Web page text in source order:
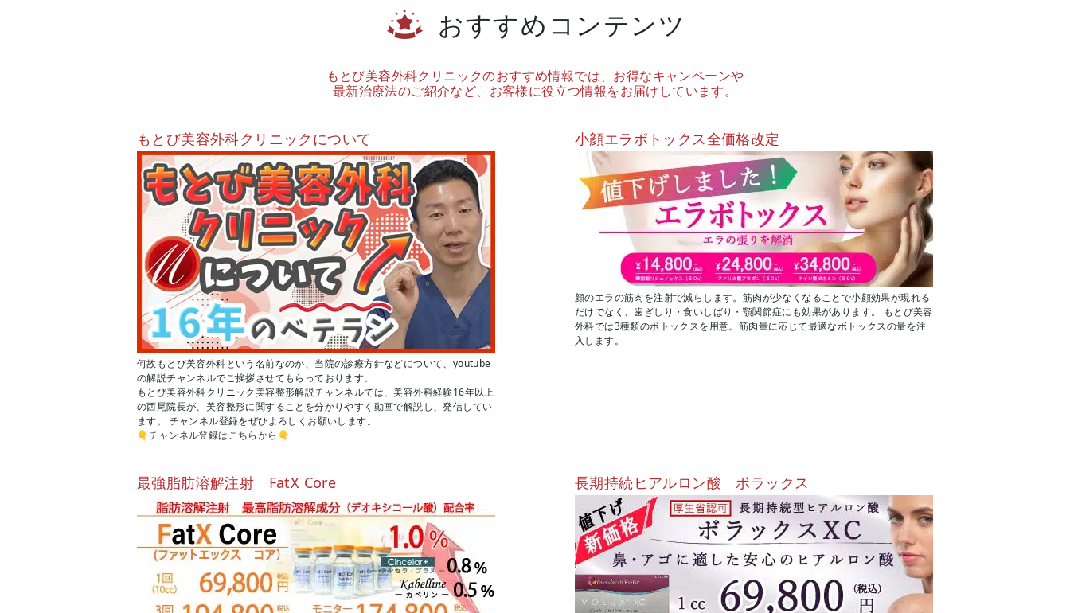
おすすめコンテンツ
もとび美容外科クリニックのおすすめ情報では、お得なキャンペーンや
最新治療法のご紹介など、お客様に役立つ情報をお届けしています。
もとび美容外科クリニックについて
何故もとび美容外科という名前なのか、当院の診療方針などについて、youtube
の解説チャンネルでご挨拶させてもらっております。
もとび美容外科クリニック美容整形解説チャンネルでは、美容外科経験16年以上
の西尾院長が、美容整形に関することを分かりやすく動画で解説し、発信してい
ます。 チャンネル登録をぜひよろしくお願いします。
👇チャンネル登録はこちらから 👇
小顔エラボトックス全価格改定
顔のエラの筋肉を注射で減らします。筋肉が少なくなることで小顔効果が現れる
だけでなく、歯ぎしり・食いしばり・顎関節症にも効果があります。 もとび美容
外科では3種類のボトックスを用意。筋肉量に応じて最適なボトックスの量を注
入します。
最強脂肪溶解注射 FatX Core 長期持続ヒアルロン酸 ボラックス